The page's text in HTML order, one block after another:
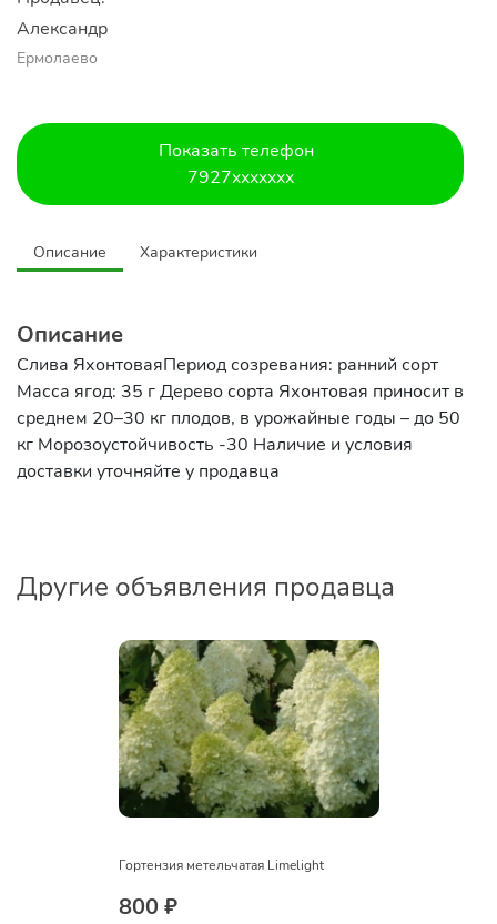
Александр
Ермолаево
Показать телефон
7927xxxxxxx
Описание Характеристики
Описание
Слива Яхонтовая ​Период созревания: ранний сорт
Масса ягод: 35 г Дерево сорта Яхонтовая приносит в
среднем 20–30 кг плодов, в урожайные годы – до 50
кг Морозоустойчивость -30 Наличие и условия
доставки уточняйте у продавца
Другие объявления продавца
Гортензия метельчатая Limelight
800 ₽